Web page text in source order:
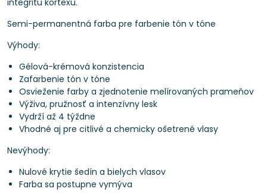
integritu kortexu.
Semi-permanentná farba pre farbenie tón v tóne
Výhody:
Gélová-krémová konzistencia
Zafarbenie tón v tóne
Osvieženie farby a zjednotenie melírovaných prameňov
Výživa, pružnosť a intenzívny lesk
Vydrží až 4 týždne
Vhodné aj pre citlivé a chemicky ošetrené vlasy
Nevýhody:
Nulové krytie šedín a bielych vlasov
Farba sa postupne vymýva